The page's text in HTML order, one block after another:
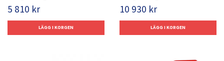
5 810 kr 10 930 kr